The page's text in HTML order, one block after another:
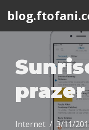
Internet 3/11/